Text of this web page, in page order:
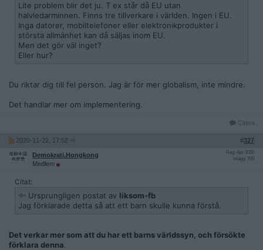
Lite problem blir det ju. T ex står då EU utan
halvledarminnen. Finns tre tillverkare i världen. Ingen i EU.
Inga datorer, mobiltelefoner eller elektronikprodukter i
största allmänhet kan då säljas inom EU.
Men det gör väl inget?
Eller hur?
Du riktar dig till fel person. Jag är för mer globalism, inte mindre.
Det handlar mer om implementering.
Citera
2020-11-22, 17:52 #327
Demokrati.Hongkong
Medlem
Reg: Apr 2020
Inlägg: 709
Citat:
Ursprungligen postat av liksom-fb
Jag förklarade detta så att ett barn skulle kunna förstå.
Det verkar mer som att du har ett barns världssyn, och försökte
förklara denna.